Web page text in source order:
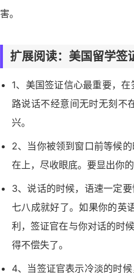
害。
扩展阅读：美国留学签
1、美国签证信心最重要，
路说话不经意间无时无刻不
兴。
2、当你被领到窗口前等候
在上，尽收眼底。要显出你
3、说话的时候，语速一定
七八成就好了。如果你的英
利，签证官在与你对话的时
得不偿失了。
4、当签证官表示冷淡的时